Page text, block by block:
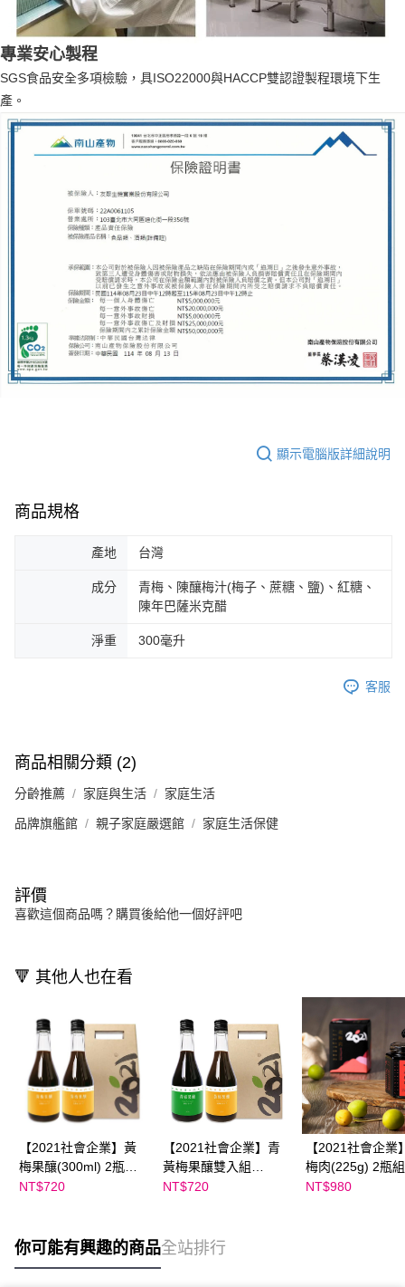
專業安心製程
SGS食品安全多項檢驗，具ISO22000與HACCP雙認證製程環境下生
產。
顯示電腦版詳細說明
商品規格
產地 台灣
成分
青梅、陳釀梅汁(梅子、蔗糖、鹽)、紅糖、
陳年巴薩米克醋
淨重 300毫升
客服
商品相關分類 (2)
分齡推薦 家庭與生活 家庭生活
品牌旗艦館 親子家庭嚴選館 家庭生活保健
評價
喜歡這個商品嗎？購買後給他一個好評吧
🔻 其他人也在看
【2021社會企業】黃
梅果釀(300ml) 2瓶組
〈獨家贈: 老梅肉
NT$720
【2021社會企業】青
黃梅果釀雙入組
(300ml)〈獨家贈: 老梅
NT$720
【2021社會企業
梅肉(225g) 2瓶
家贈: 老梅肉
NT$980
你可能有興趣的商品全站排行